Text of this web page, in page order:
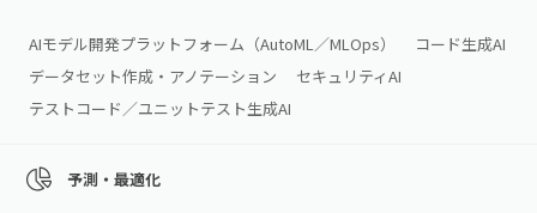
AIモデル開発プラットフォーム（AutoML／MLOps）
コード生成AI
データセット作成・アノテーション
セキュリティAI
テストコード／ユニットテスト生成AI
予測・最適化